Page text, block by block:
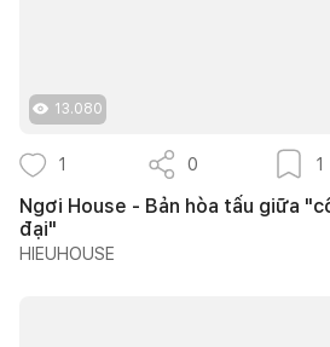
13.080
1 0 1
Ngơi House - Bản hòa tấu giữa
đại"
HIEUHOUSE